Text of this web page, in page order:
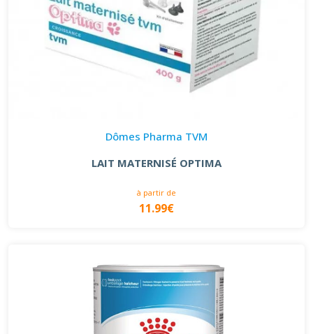
Dômes Pharma TVM
LAIT MATERNISÉ OPTIMA
à partir de
11.99€